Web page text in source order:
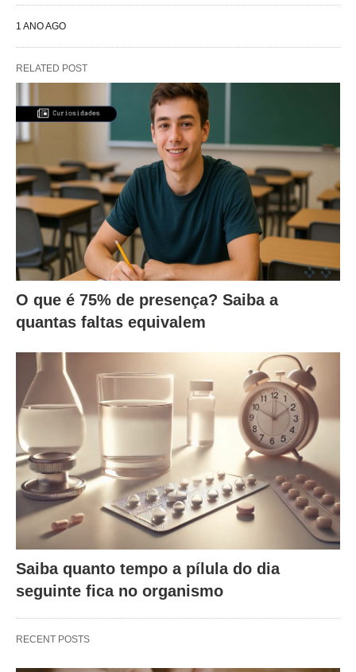
1 ANO AGO
RELATED POST
O que é 75% de presença? Saiba a
quantas faltas equivalem
Saiba quanto tempo a pílula do dia
seguinte fica no organismo
RECENT POSTS